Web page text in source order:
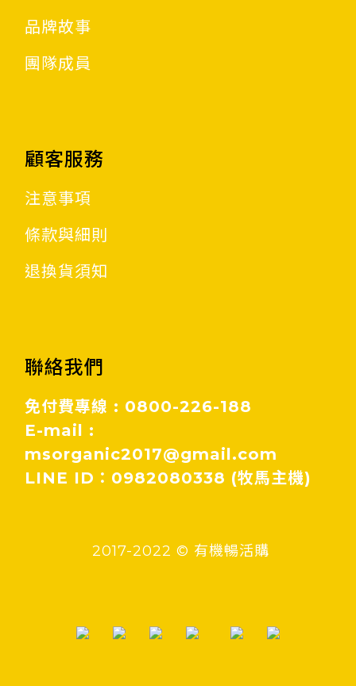
品牌故事
團隊成員
顧客服務
注意事項
條款與細則
退換貨須知
聯絡我們
免付費專線 : 0800-226-188
E-mail :
msorganic2017@gmail.com
LINE ID：0982080338 (牧馬主機)
2017-2022 © 有機暢活購